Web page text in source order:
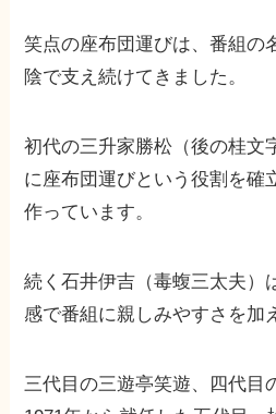
笑点の座布団運びは、番組の
陰で支え続けてきました。
初代の三升家勝松（後の桂文
に座布団運びという役割を確
作っています。
続く石井伊吉（毒蝮三太夫）
感で番組に親しみやすさを加
三代目の三遊亭笑遊、四代目